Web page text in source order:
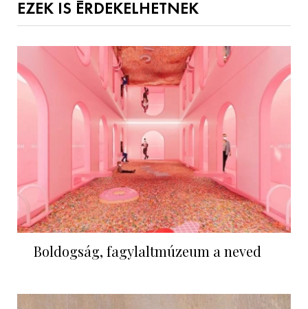
EZEK IS ÉRDEKELHETNEK
Boldogság, fagylaltmúzeum a neved